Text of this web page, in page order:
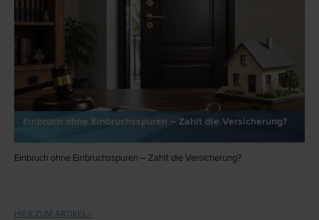
Einbruch ohne Einbruchsspuren – Zahlt die Versicherung?
Einbruch ohne Einbruchsspuren – Zahlt die Versicherung?
HIER ZUM ARTIKEL ›